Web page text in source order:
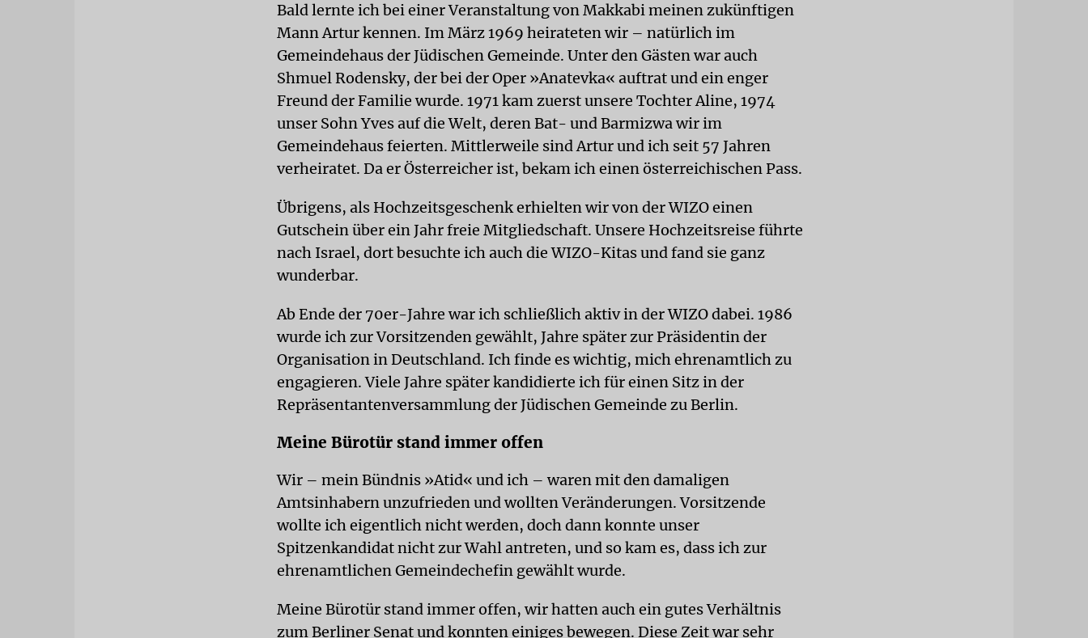
Bald lernte ich bei einer Veranstaltung von Makkabi meinen zukünftigen
Mann Artur kennen. Im März 1969 heirateten wir – natürlich im
Gemeindehaus der Jüdischen Gemeinde. Unter den Gästen war auch
Shmuel Rodensky, der bei der Oper »Anatevka« auftrat und ein enger
Freund der Familie wurde. 1971 kam zuerst unsere Tochter Aline, 1974
unser Sohn Yves auf die Welt, deren Bat- und Barmizwa wir im
Gemeindehaus feierten. Mittlerweile sind Artur und ich seit 57 Jahren
verheiratet. Da er Österreicher ist, bekam ich einen österreichischen Pass.
Übrigens, als Hochzeitsgeschenk erhielten wir von der WIZO einen
Gutschein über ein Jahr freie Mitgliedschaft. Unsere Hochzeitsreise führte
nach Israel, dort besuchte ich auch die WIZO-Kitas und fand sie ganz
wunderbar.
Ab Ende der 70er-Jahre war ich schließlich aktiv in der WIZO dabei. 1986
wurde ich zur Vorsitzenden gewählt, Jahre später zur Präsidentin der
Organisation in Deutschland. Ich finde es wichtig, mich ehrenamtlich zu
engagieren. Viele Jahre später kandidierte ich für einen Sitz in der
Repräsentantenversammlung der Jüdischen Gemeinde zu Berlin.
Meine Bürotür stand immer offen
Wir – mein Bündnis »Atid« und ich – waren mit den damaligen
Amtsinhabern unzufrieden und wollten Veränderungen. Vorsitzende
wollte ich eigentlich nicht werden, doch dann konnte unser
Spitzenkandidat nicht zur Wahl antreten, und so kam es, dass ich zur
ehrenamtlichen Gemeindechefin gewählt wurde.
Meine Bürotür stand immer offen, wir hatten auch ein gutes Verhältnis
zum Berliner Senat und konnten einiges bewegen. Diese Zeit war sehr